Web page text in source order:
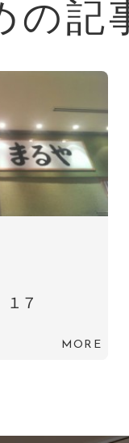
の記
７
MORE